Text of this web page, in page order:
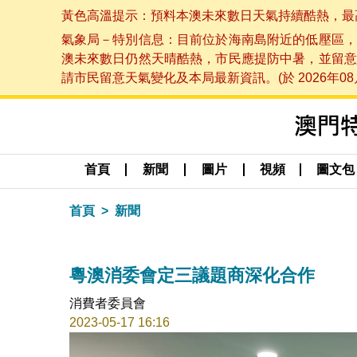
黃色高溫提示：預料本澳未來數日天氣持續酷熱，
氣象局－特別信息：目前位於海南島附近的低壓區
澳未來數日仍然天晴酷熱，市民應提防中暑，並留
請市民留意天氣變化及本局最新資訊。(於 2026年
首頁 新聞 圖片 視頻 圖文包
首頁 新聞
粵澳消委會定三議題商深化合作
消費者委員會
2023-05-17 16:16